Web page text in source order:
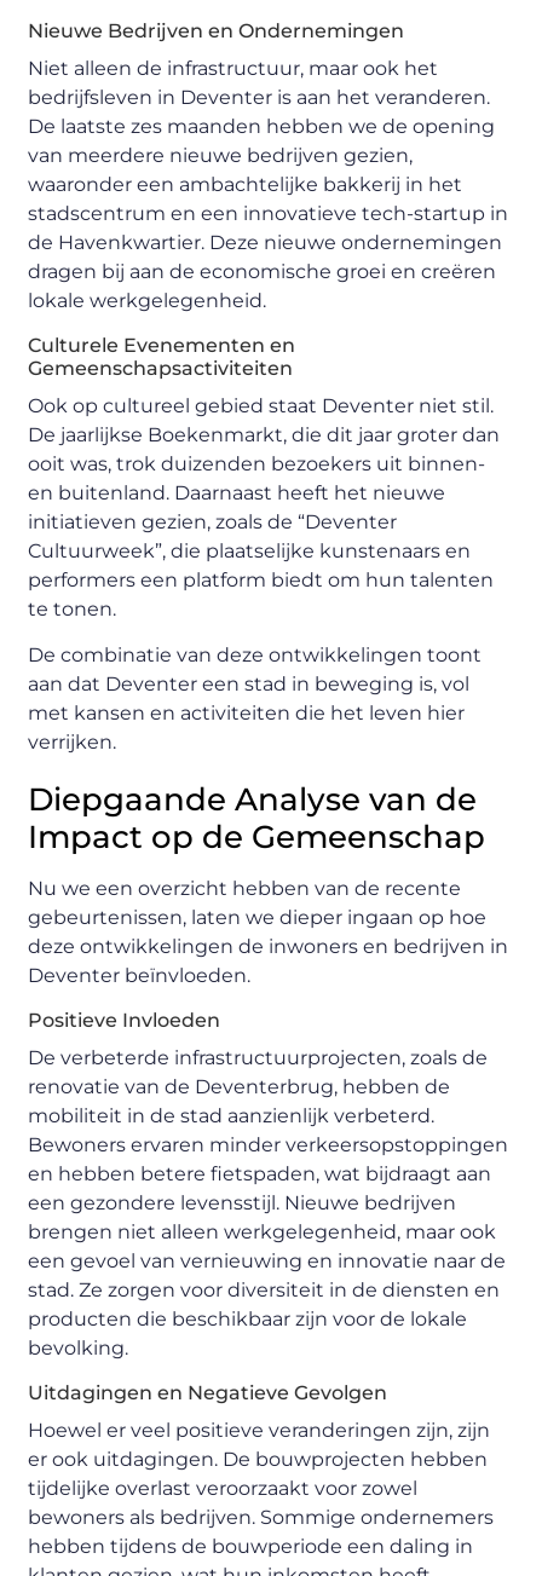
Nieuwe Bedrijven en Ondernemingen
Niet alleen de infrastructuur, maar ook het
bedrijfsleven in Deventer is aan het veranderen.
De laatste zes maanden hebben we de opening
van meerdere nieuwe bedrijven gezien,
waaronder een ambachtelijke bakkerij in het
stadscentrum en een innovatieve tech-startup in
de Havenkwartier. Deze nieuwe ondernemingen
dragen bij aan de economische groei en creëren
lokale werkgelegenheid.
Culturele Evenementen en
Gemeenschapsactiviteiten
Ook op cultureel gebied staat Deventer niet stil.
De jaarlijkse Boekenmarkt, die dit jaar groter dan
ooit was, trok duizenden bezoekers uit binnen-
en buitenland. Daarnaast heeft het nieuwe
initiatieven gezien, zoals de “Deventer
Cultuurweek”, die plaatselijke kunstenaars en
performers een platform biedt om hun talenten
te tonen.
De combinatie van deze ontwikkelingen toont
aan dat Deventer een stad in beweging is, vol
met kansen en activiteiten die het leven hier
verrijken.
Diepgaande Analyse van de
Impact op de Gemeenschap
Nu we een overzicht hebben van de recente
gebeurtenissen, laten we dieper ingaan op hoe
deze ontwikkelingen de inwoners en bedrijven in
Deventer beïnvloeden.
Positieve Invloeden
De verbeterde infrastructuurprojecten, zoals de
renovatie van de Deventerbrug, hebben de
mobiliteit in de stad aanzienlijk verbeterd.
Bewoners ervaren minder verkeersopstoppingen
en hebben betere fietspaden, wat bijdraagt aan
een gezondere levensstijl. Nieuwe bedrijven
brengen niet alleen werkgelegenheid, maar ook
een gevoel van vernieuwing en innovatie naar de
stad. Ze zorgen voor diversiteit in de diensten en
producten die beschikbaar zijn voor de lokale
bevolking.
Uitdagingen en Negatieve Gevolgen
Hoewel er veel positieve veranderingen zijn, zijn
er ook uitdagingen. De bouwprojecten hebben
tijdelijke overlast veroorzaakt voor zowel
bewoners als bedrijven. Sommige ondernemers
hebben tijdens de bouwperiode een daling in